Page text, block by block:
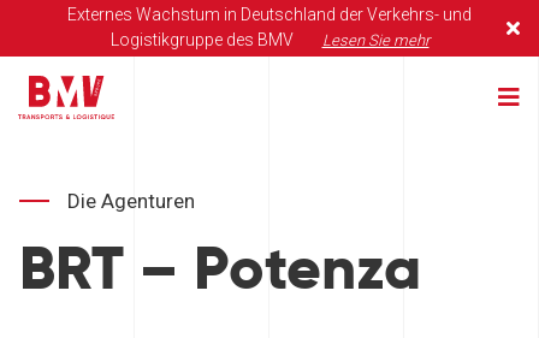
Externes Wachstum in Deutschland der Verkehrs- und
Logistikgruppe des BMV
Lesen Sie mehr
Die Agenturen
BRT – Potenza